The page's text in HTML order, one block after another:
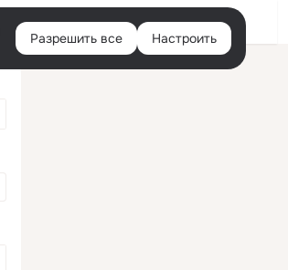
Войти
Разрешить все Настроить